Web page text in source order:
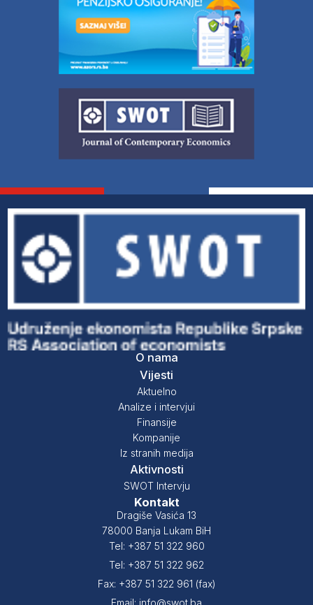
O nama
Vijesti
Aktuelno
Analize i intervjui
Finansije
Kompanije
Iz stranih medija
Aktivnosti
SWOT Intervju
Kontakt
Dragiše Vasića 13
78000 Banja Lukam BiH
Tel: +387 51 322 960
Tel: +387 51 322 962
Fax: +387 51 322 961 (fax)
Email: info@swot.ba